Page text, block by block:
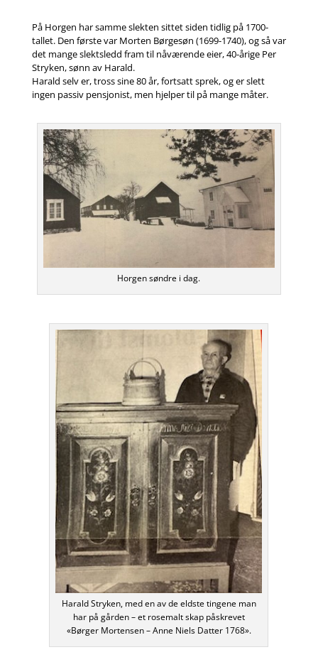
På Horgen har samme slekten sittet siden tidlig på 1700-
tallet. Den første var Morten Børgesøn (1699-1740), og så var
det mange slektsledd fram til nåværende eier, 40-årige Per
Stryken, sønn av Harald.
Harald selv er, tross sine 80 år, fortsatt sprek, og er slett
ingen passiv pensjonist, men hjelper til på mange måter.
Horgen søndre i dag.
Harald Stryken, med en av de eldste tingene man
har på gården – et rosemalt skap påskrevet
«Børger Mortensen – Anne Niels Datter 1768».